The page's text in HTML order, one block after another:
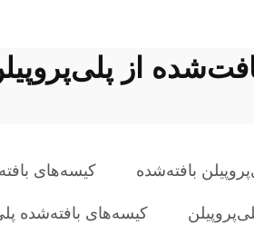
بافته‌شده کیسه‌های
کیسه‌های بافته‌شده